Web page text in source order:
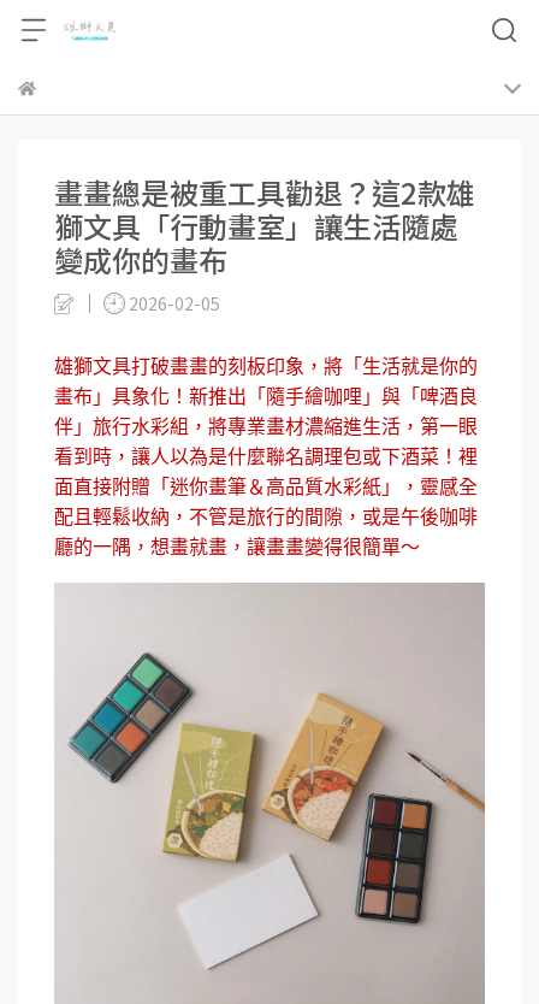
畫畫總是被重工具勸退？這2款雄
獅文具「行動畫室」讓生活隨處
變成你的畫布
2026-02-05
雄獅文具打破畫畫的刻板印象，將「生活就是你的
畫布」具象化！新推出「隨手繪咖哩」與「啤酒良
伴」旅行水彩組，將專業畫材濃縮進生活，第一眼
看到時，讓人以為是什麼聯名調理包或下酒菜！裡
面直接附贈「迷你畫筆＆高品質水彩紙」，靈感全
配且輕鬆收納，不管是旅行的間隙，或是午後咖啡
廳的一隅，想畫就畫，讓畫畫變得很簡單～